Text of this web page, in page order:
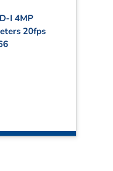
I 4MP
20fps